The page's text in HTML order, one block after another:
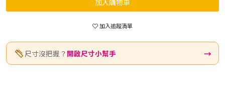
加入購物車
加入追蹤清單
尺寸沒把握？ 開啟尺寸小幫手 →